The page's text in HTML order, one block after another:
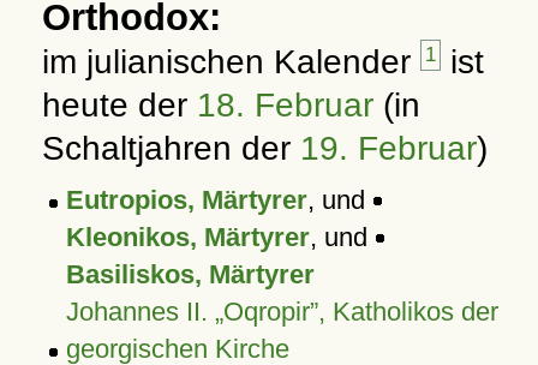
Orthodox:
im julianischen Kalender 1 ist
heute der 18. Februar(in
Schaltjahren der 19. Februar)
Eutropios, Märtyrer, und
Kleonikos, Märtyrer, und
Basiliskos, Märtyrer
Johannes II. „Oqropir”, Katholikos der
georgischen Kirche